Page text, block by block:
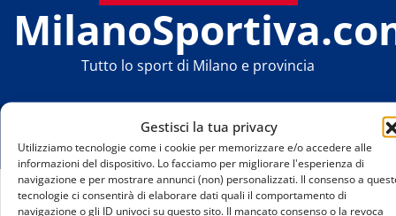
Gestisci la tua privacy
Utilizziamo tecnologie come i cookie per memorizzare e/o accedere alle
informazioni del dispositivo. Lo facciamo per migliorare l'esperienza di
navigazione e per mostrare annunci (non) personalizzati. Il consenso a
tecnologie ci consentirà di elaborare dati quali il comportamento di
navigazione o gli ID univoci su questo sito. Il mancato consenso o la revoca
Tutto lo sport di Milano e provincia
Home